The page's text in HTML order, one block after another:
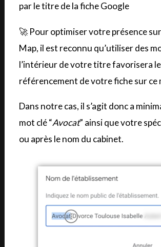
par le titre de la fiche Google
🚀 Pour optimiser votre présence
Map, il est reconnu qu’utiliser des
l’intérieur de votre titre favorisera le
référencement de votre fiche sur ce
Dans notre cas, il s’agit donc a
mot clé “Avocat” ainsi que votre
ou après le nom du cabinet.